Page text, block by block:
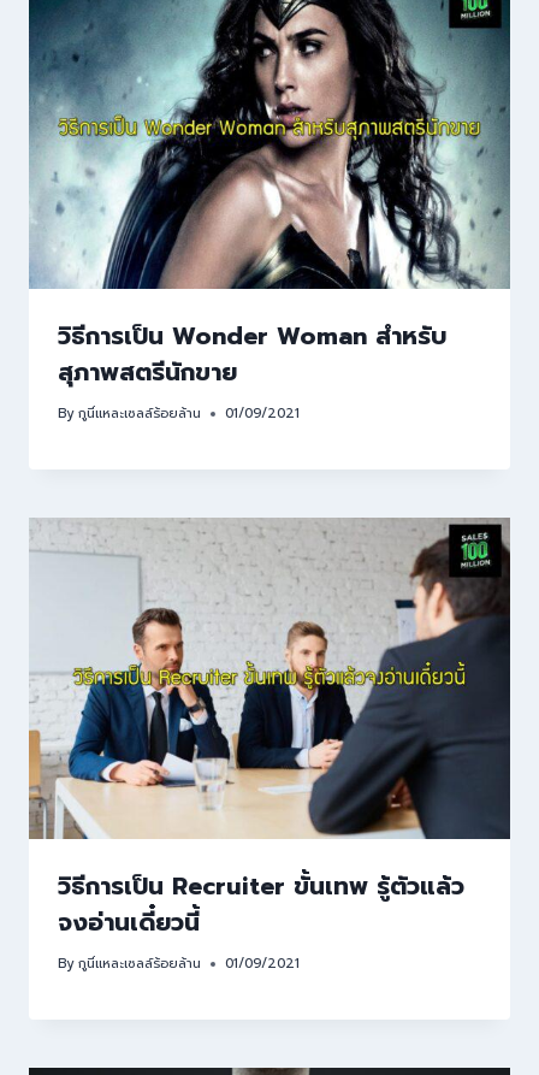
วิธีการเป็น Wonder Woman สำหรับ
สุภาพสตรีนักขาย
Byกูนี่แหละเซลล์ร้อยล้าน 01/09/2021
วิธีการเป็น Recruiter ขั้นเทพ รู้ตัวแล้ว
จงอ่านเดี๋ยวนี้
Byกูนี่แหละเซลล์ร้อยล้าน 01/09/2021